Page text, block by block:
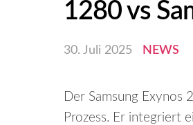
1280 vs
30. Juli 2025 NEWS
Der Samsung Exynos
Prozess. Er integriert